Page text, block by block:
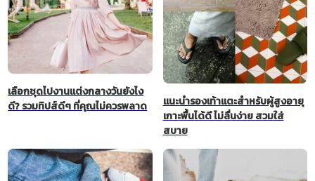
เลือกชุดไปงานแต่งกลางวันยังไง
ดี? รวมทิปส์ดีๆ ที่คุณไม่ควรพลาด
แนะนำรองเท้าแตะสำหรับผู้สูงอายุ
เกาะพื้นได้ดี ไม่ลื่นง่าย สวมใส่
สบาย